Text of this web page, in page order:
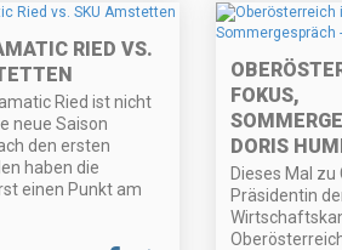
RIED VS.
Ried ist nicht
neue Saison
den ersten
haben die
einen Punkt am
FOKUS,
DORIS
Dieses Mal zu
Präsidentin